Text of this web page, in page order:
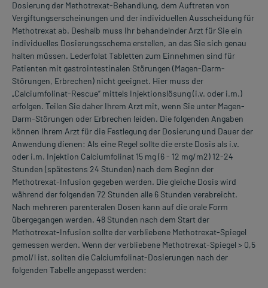
Dosierung der Methotrexat-Behandlung, dem Auftreten von
Vergiftungserscheinungen und der individuellen Ausscheidung für
Methotrexat ab. Deshalb muss Ihr behandelnder Arzt für Sie ein
individuelles Dosierungsschema erstellen, an das Sie sich genau
halten müssen. Lederfolat Tabletten zum Einnehmen sind für
Patienten mit gastrointestinalen Störungen (Magen-Darm-
Störungen, Erbrechen) nicht geeignet. Hier muss der
„Calciumfolinat-Rescue“ mittels Injektionslösung (i.v. oder i.m.)
erfolgen. Teilen Sie daher Ihrem Arzt mit, wenn Sie unter Magen-
Darm-Störungen oder Erbrechen leiden. Die folgenden Angaben
können Ihrem Arzt für die Festlegung der Dosierung und Dauer der
Anwendung dienen: Als eine Regel sollte die erste Dosis als i.v.
oder i.m. Injektion Calciumfolinat 15 mg (6 - 12 mg/m2) 12-24
Stunden (spätestens 24 Stunden) nach dem Beginn der
Methotrexat-Infusion gegeben werden. Die gleiche Dosis wird
während der folgenden 72 Stunden alle 6 Stunden verabreicht.
Nach mehreren parenteralen Dosen kann auf die orale Form
übergegangen werden. 48 Stunden nach dem Start der
Methotrexat-Infusion sollte der verbliebene Methotrexat-Spiegel
gemessen werden. Wenn der verbliebene Methotrexat-Spiegel > 0,5
pmol/l ist, sollten die Calciumfolinat-Dosierungen nach der
folgenden Tabelle angepasst werden: